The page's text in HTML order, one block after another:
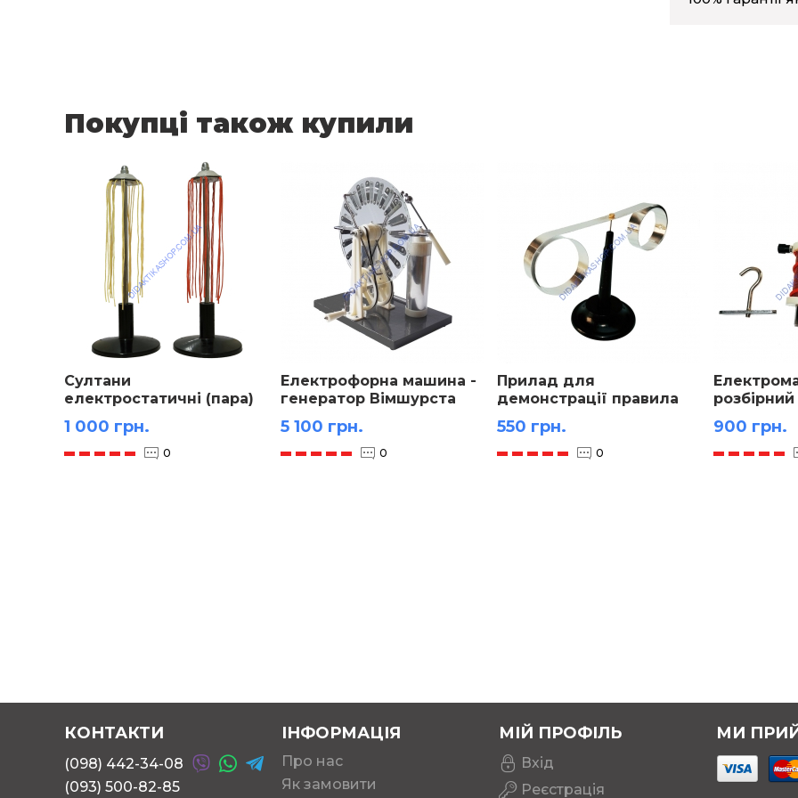
Покупці також купили
Султани
електростатичні (пара)
1 000 грн.
0
Електрофорна машина -
генератор Вімшурста
5 100 грн.
0
Прилад для
демонстрації правила
Ленца
550 грн.
0
розбірний
900 грн.
КОНТАКТИ
(098) 442-34-08
(093) 500-82-85
ІНФОРМАЦІЯ
Про нас
Як замовити
МІЙ ПРОФІЛЬ
Вхід
Реєстрація
МИ